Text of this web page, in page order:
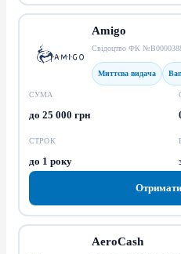
Amigo
Свідоцтво ФК
Миттєва видача
СУМА
до 25 000 грн
СТРОК
до 1 року
AeroCash